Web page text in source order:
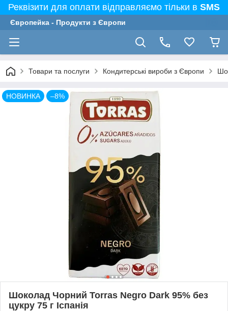
Реквізити для оплати відправляємо тільки в SMS
Європейка - Продукти з Європи
Товари та послуги Кондитерські вироби з Європи
НОВИНКА –8%
Шоколад Чорний Torras Negro Dark 95% без
цукру 75 г Іспанія